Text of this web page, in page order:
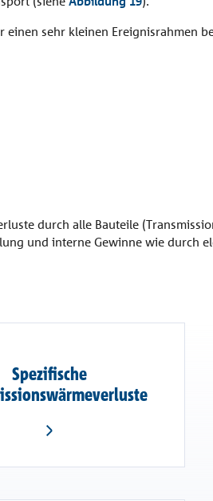
sehr kleinen Ereignisrahmen
durch alle Bauteile
und interne Gewinne wie durch
Spezifische